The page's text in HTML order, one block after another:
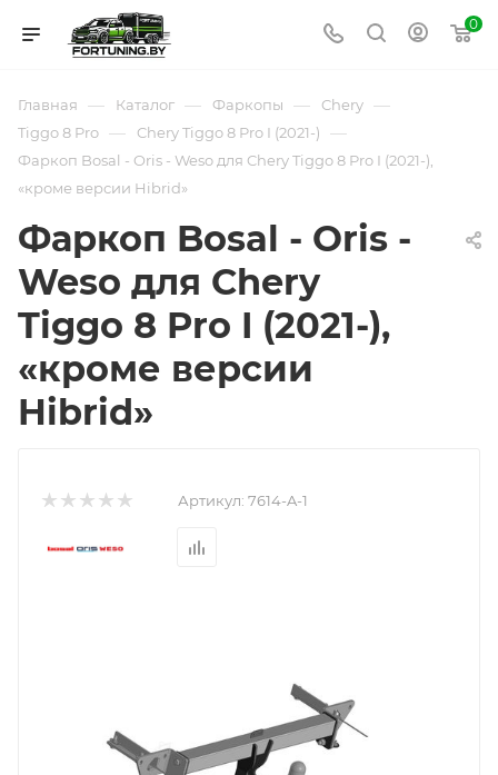
0
Главная — Каталог — Фаркопы — Chery —
Tiggo 8 Pro — Chery Tiggo 8 Pro I (2021-) —
Фаркоп Bosal - Oris - Weso для Chery Tiggo 8 Pro I (2021-),
«кроме версии Hibrid»
Фаркоп Bosal - Oris -
Weso для Chery
Tiggo 8 Pro I (2021-),
«кроме версии
Hibrid»
Артикул: 7614-A-1